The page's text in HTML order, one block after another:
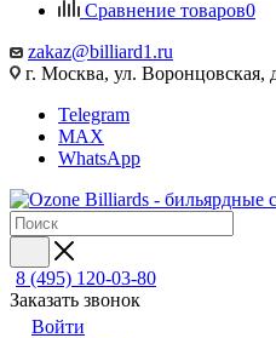
Сравнение товаров0
zakaz@billiard1.ru
г. Москва, ул. Воронцовская,
Telegram
MAX
WhatsApp
8 (495) 120-03-80
Заказать звонок
Войти